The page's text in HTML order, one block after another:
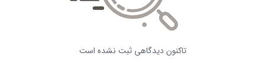
تاکنون دیدگاهی ثبت نشده است